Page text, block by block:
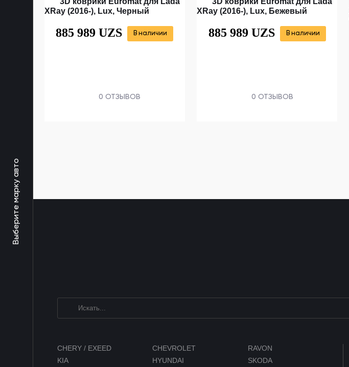
Выберите марку авто
XRay (2016-), Lux, Черный
885 989 UZS В наличии
0 ОТЗЫВОВ
XRay (2016-), Lux, Бежевый
885 989 UZS В наличии
0 ОТЗЫВОВ
CHERY / EXEED CHEVROLET
RAVON
KIA
HYUNDAI SKODA